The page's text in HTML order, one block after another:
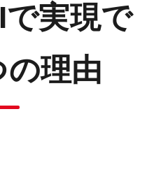
実現で
の理由